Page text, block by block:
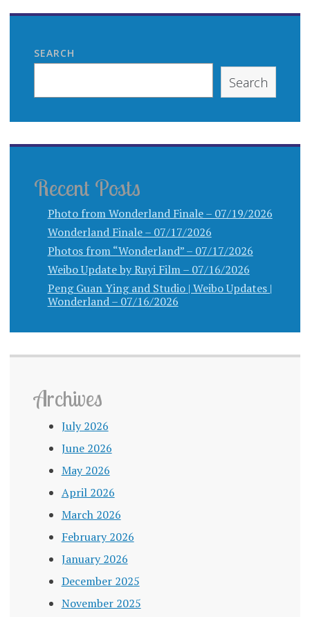
SEARCH
Search
Recent Posts
Photo from Wonderland Finale – 07/19/2026
Wonderland Finale – 07/17/2026
Photos from “Wonderland” – 07/17/2026
Weibo Update by Ruyi Film – 07/16/2026
Peng Guan Ying and Studio | Weibo Updates |
Wonderland – 07/16/2026
Archives
July 2026
June 2026
May 2026
April 2026
March 2026
February 2026
January 2026
December 2025
November 2025